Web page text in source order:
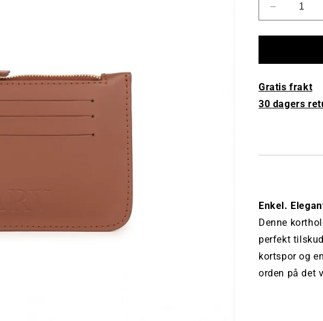
Reduser
mengde
av
Kortholder
Brun
Gratis frakt
30 dagers
Enkel.
Denne
perfekt
kortspor og
orden på det